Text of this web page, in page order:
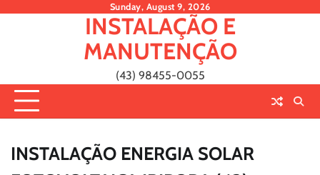
Sunday, August 9, 2026
INSTALAÇÃO E
MANUTENÇÃO
(43) 98455-0055
INSTALAÇÃO ENERGIA SOLAR